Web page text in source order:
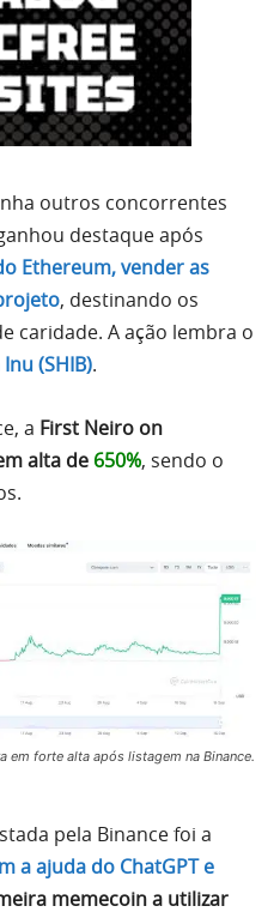
outros concorrentes
destaque após
Ethereum, vender as
, destinando os
caridade. A ação lembra o
(SHIB).
a First Neiro on
alta de 650%, sendo o
em forte alta após listagem na Binance.
pela Binance foi a
a ajuda do ChatGPT e
memecoin a utilizar